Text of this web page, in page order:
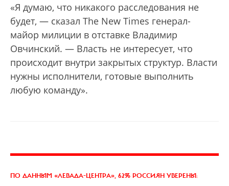
«Я думаю, что никакого расследования не
будет, — сказал The New Times генерал-
майор милиции в отставке Владимир
Овчинский. — Власть не интересует, что
происходит внутри закрытых структур. Власти
нужны исполнители, готовые выполнить
любую команду».
ПО ДАННЫМ «ЛЕВАДА-ЦЕНТРА», 62% РОССИЯН УВЕРЕНЫ: